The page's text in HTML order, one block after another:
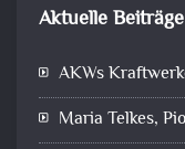
Aktuelle Beiträge
AKWs
Maria Telkes,